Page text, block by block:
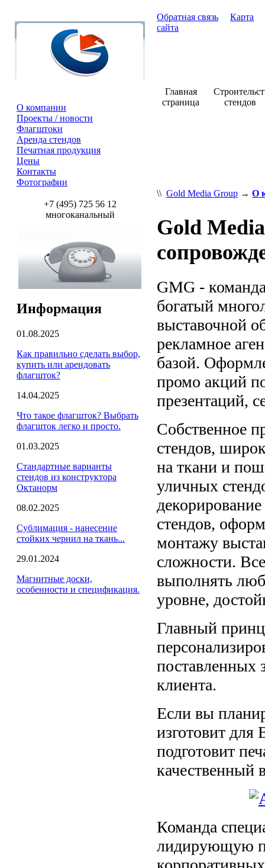
Главная
страница
стендов
О компании
Проекты / новости
Флагштоки
Аренда стендов
Печатная продукция
Цены
Контакты
Фотографии
+7 (495) 725 56 12
многоканальный
Информация
01.08.2025
Как правильно сделать выбор,
купить или арендовать
флагшток?
14.04.2025
Что такое флагшток? Выбрать
флагшток легко и просто.
01.03.2025
Стандартные варианты
стендов из конструктора
Октанорм
08.02.2025
Сублимация - нанесение
стойких чернил на ткань...
29.01.2024
Магнитные доски,
особенности и спецификация.
Обратная связь
Карта
сайта
\\ Gold Media Group → О
Gold
GMG -
богатый
выставочной
рекламное
базой.
промо акций
презентаций,
Собственное
стендов,
на ткани и
уличных
стендов,
монтажу
сложности.
выполнять
уровне,
Главный
поставленных
клиента.
Если вы
изготовит для
подготовит
качественный
Команда
лидирующую